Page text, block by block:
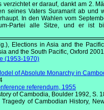
verzichtet er darauf, dankt am 2.
seines Vaters Suramarit ab und
In den Wahlen vom
Partei alle Sitze, und er ist
Elections in Asia and the
and the South Pacific, Oxford
(1953-1970)
of Absolute Monarchy in
referendum, 1955
of Cambodia, Boulder 1992, S.
Tragedy of Cambodian History,